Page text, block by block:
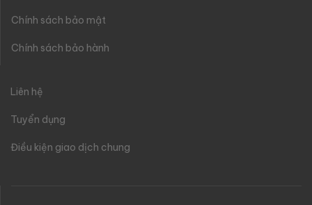
Chính sách bảo mật
Chính sách bảo hành
Liên hệ
Tuyển dụng
Điều kiện giao dịch chung